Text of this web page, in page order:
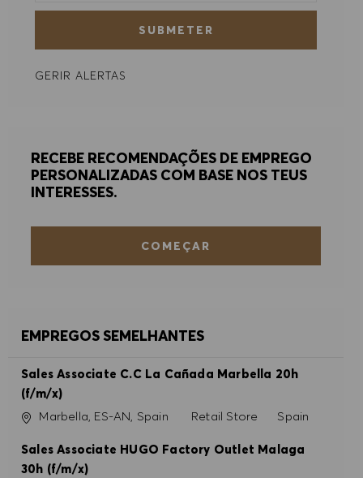
RECUSAR TODOS
SUBMETER
GERIR ALERTAS
RECEBE RECOMENDAÇÕES DE EMPREGO
PERSONALIZADAS COM BASE NOS TEUS
INTERESSES.
COMEÇAR
EMPREGOS SEMELHANTES
Sales Associate C.C La Cañada Marbella 20h
(f/m/x)
Localização
Marbella, ES-AN, Spain Categoria
Retail Store Spain
Sales Associate HUGO Factory Outlet Malaga
30h (f/m/x)